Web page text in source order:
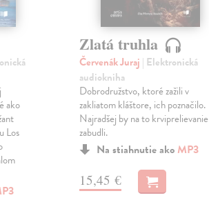
ako
Los
Zlatá truhla
Červenák Juraj | Elektronická
audiokniha
Dobrodružstvo, ktoré zažili v
zakliatom kláštore, ich poznačilo.
Najradšej by na to krviprelievanie
zabudli.
Na stiahnutie ako MP3
15,45 €